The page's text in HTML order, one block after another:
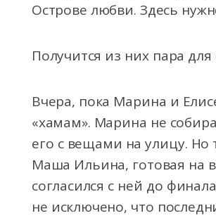
Острове любви. Здесь
Получится из них пара
Вчера, пока Марина и
«хамам». Марина не
его с вещами на улицу. Но
Маша Ильина, готовая на
согласился с ней до
не исключено, что